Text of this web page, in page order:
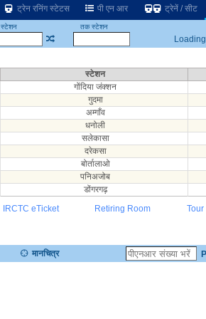
ट्रेन रनिंग स्टेटस पी एन आर ट्रेनें / सीट
तक स्टेशन
स्टेशन
गोंदिया जंक्शन
गुदमा
अम्गाँव
धनोली
सलेकासा
दरेकसा
बोर्तालाओ
पनिअजोब
डोंगरगढ़
IRCTC eTicket
Retiring Room
मानचित्र